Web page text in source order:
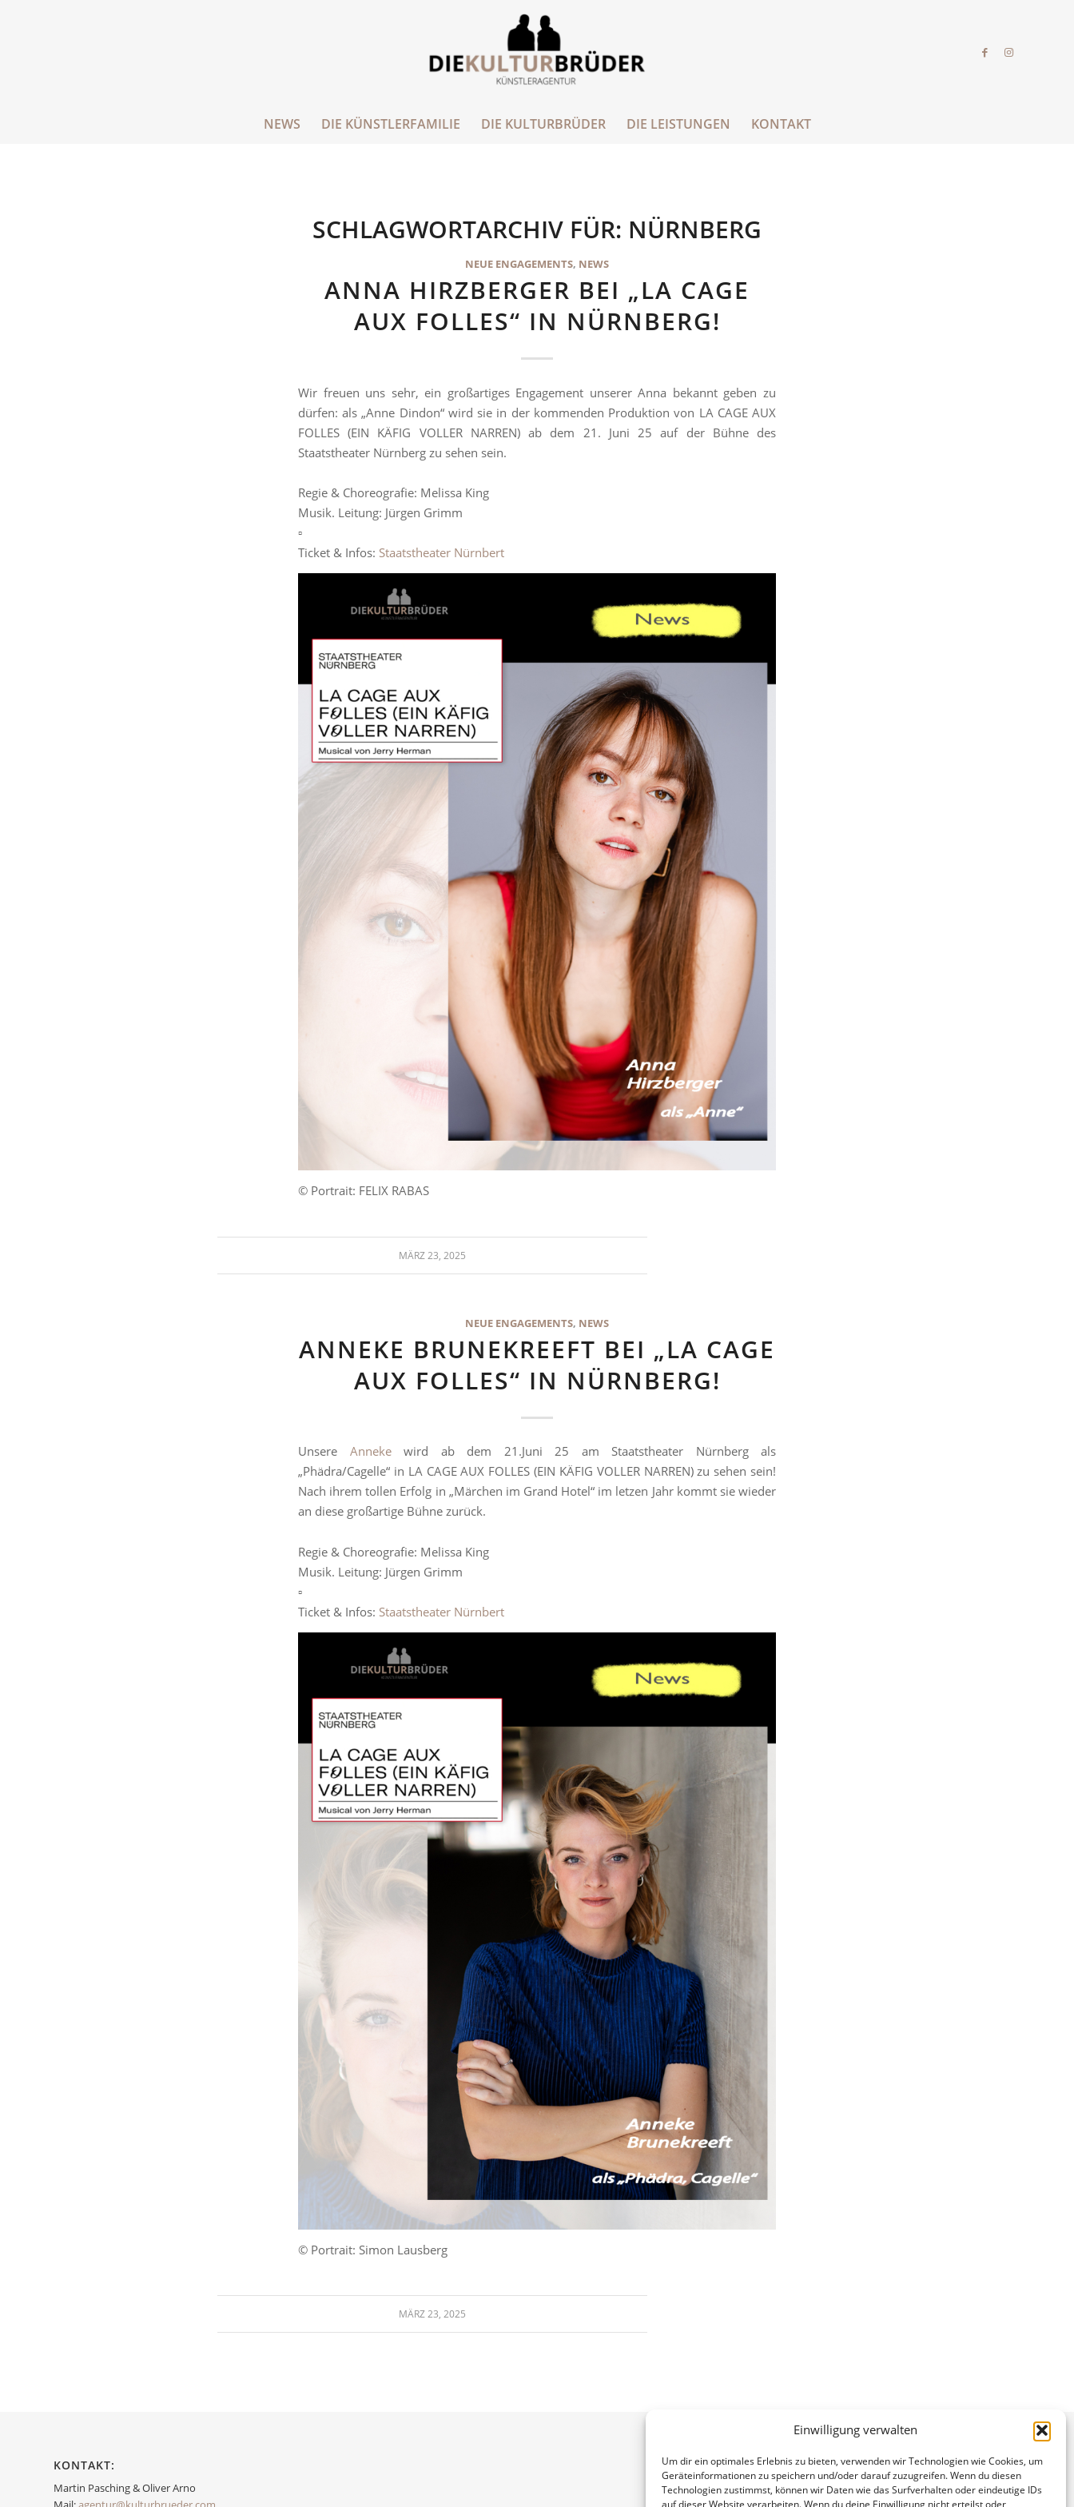
Einwilligung verwalten
Um dir ein optimales Erlebnis zu bieten, verwenden wir Technologien wie Cookies, um
Geräteinformationen zu speichern und/oder darauf zuzugreifen. Wenn du diesen
Technologien zustimmst, können wir Daten wie das Surfverhalten oder eindeutige IDs
auf dieser Website verarbeiten. Wenn du deine Einwilligung nicht erteilst oder
NEWS DIE KÜNSTLERFAMILIE DIE KULTURBRÜDER DIE LEISTUNGEN KONTAKT
SCHLAGWORTARCHIV FÜR: NÜRNBERG
NEUE ENGAGEMENTS, NEWS
ANNA HIRZBERGER BEI „LA CAGE
AUX FOLLES“ IN NÜRNBERG!
Wir freuen uns sehr, ein großartiges Engagement unserer Anna bekannt geben zu
dürfen: als „Anne Dindon“ wird sie in der kommenden Produktion von LA CAGE AUX
FOLLES (EIN KÄFIG VOLLER NARREN) ab dem 21. Juni 25 auf der Bühne des
Staatstheater Nürnberg zu sehen sein.
Regie & Choreografie: Melissa King
Musik. Leitung: Jürgen Grimm
▫️
Ticket & Infos: Staatstheater Nürnbert
© Portrait: FELIX RABAS
MÄRZ 23, 2025
NEUE ENGAGEMENTS, NEWS
ANNEKE BRUNEKREEFT BEI „LA CAGE
AUX FOLLES“ IN NÜRNBERG!
Unsere Annekewird ab dem 21.Juni 25 am Staatstheater Nürnberg als
„Phädra/Cagelle“ in LA CAGE AUX FOLLES (EIN KÄFIG VOLLER NARREN) zu sehen sein!
Nach ihrem tollen Erfolg in „Märchen im Grand Hotel“ im letzen Jahr kommt sie wieder
an diese großartige Bühne zurück.
Regie & Choreografie: Melissa King
Musik. Leitung: Jürgen Grimm
▫️
Ticket & Infos: Staatstheater Nürnbert
© Portrait: Simon Lausberg
MÄRZ 23, 2025
KONTAKT:
Martin Pasching & Oliver Arno